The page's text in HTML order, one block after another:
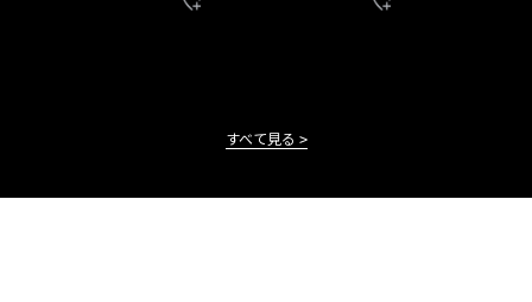
すべて見る